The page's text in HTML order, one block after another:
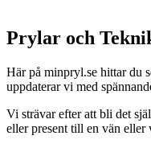
Prylar och
Här på minpryl.se hittar du
uppdaterar vi med
Vi strävar efter att bli det
eller present till en vän eller